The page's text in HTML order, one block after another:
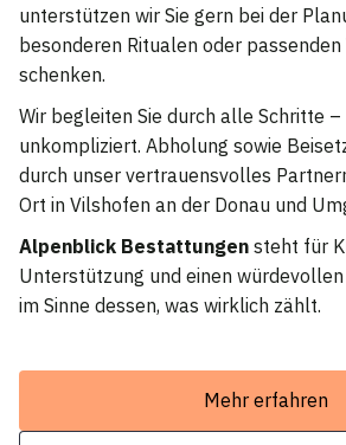
unterstützen wir Sie gern bei der
besonderen Ritualen oder
schenken.
Wir begleiten Sie durch alle Schritte
unkompliziert. Abholung sowie
durch unser vertrauensvolles
Ort in Vilshofen an der Donau und
Alpenblick Bestattungen steht für
Unterstützung und einen
im Sinne dessen, was wirklich zählt.
Mehr erfahren